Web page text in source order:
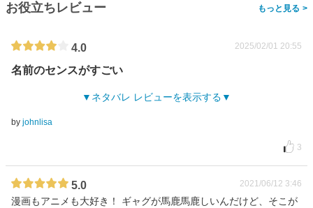
お役立ちレビュー >
4.0 2025/02/01 20:55
名前のセンスがすごい
ネタバレ レビューを表示する
by johnlisa
3
5.0 2021/06/12 3:46
漫画もアニメも大好き！ ギャグが馬鹿馬鹿しいんだけど、そこが